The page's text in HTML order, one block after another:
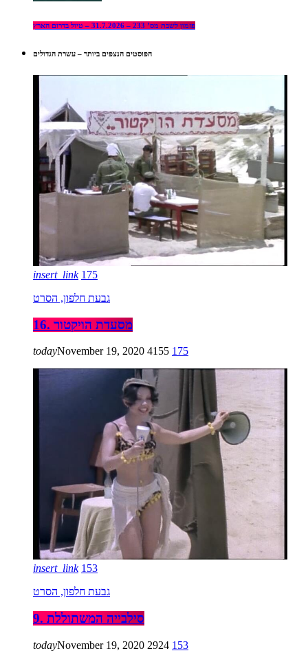
פזמון לשבת מס’ 233 – 31.7.2026 – טיול בדרום הארץ
הפוסטים הנצפים ביותר – עשרת הגדולים
insert_link 175
גבעת חלפון, הסרט
16. מסעדת הויקטור
todayNovember 19, 2020 4155 175
insert_link 153
גבעת חלפון, הסרט
9. סילבייה המשתוללת
todayNovember 19, 2020 2924 153